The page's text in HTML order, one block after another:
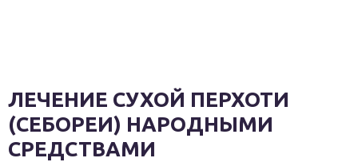
ЛЕЧЕНИЕ СУХОЙ ПЕРХОТИ
(СЕБОРЕИ) НАРОДНЫМИ
СРЕДСТВАМИ